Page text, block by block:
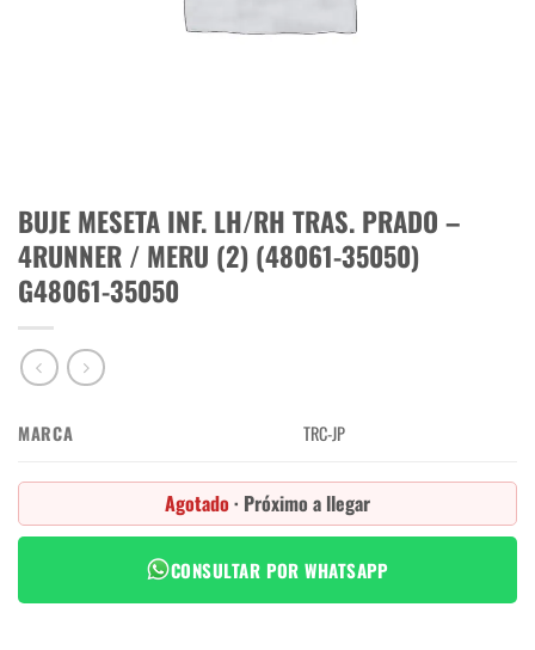
BUJE MESETA INF. LH/RH TRAS. PRADO –
4RUNNER / MERU (2) (48061-35050)
G48061-35050
MARCA TRC-JP
Agotado · Próximo a llegar
CONSULTAR POR WHATSAPP